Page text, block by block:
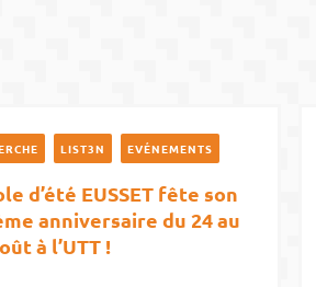
LIST3N EVÉNEMENTS
d’été EUSSET fête son
anniversaire du 24 au
à l’UTT !